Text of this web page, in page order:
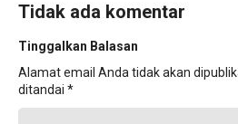
Tidak ada komentar
Tinggalkan Balasan
Alamat email Anda tidak akan
ditandai *